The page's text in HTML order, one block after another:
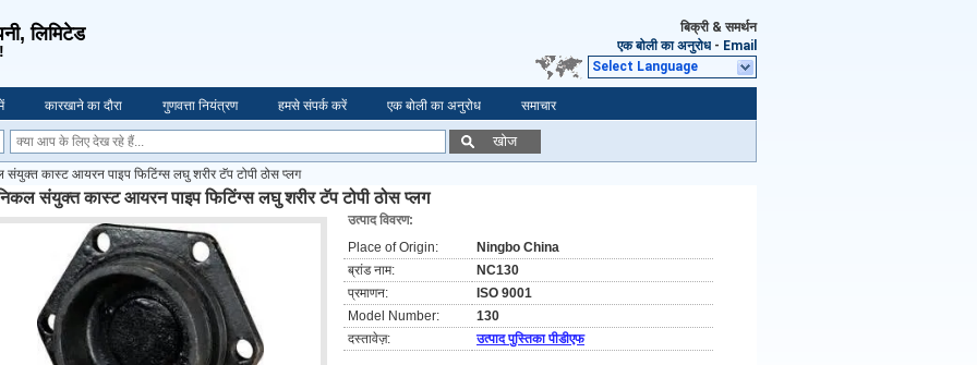
लिमिटेड
बिक्री & समर्थन
एक बोली का अनुरोध - Email
Select Language
कारखाने का दौरा गुणवत्ता नियंत्रण हमसे संपर्क करें एक बोली का अनुरोध समाचार
खोज
कास्ट आयरन पाइप फिटिंग्स लघु शरीर टॅप टोपी ठोस प्लग
संयुक्त कास्ट आयरन पाइप फिटिंग्स लघु शरीर टॅप टोपी ठोस प्लग
उत्पाद विवरण:
Place of Origin:
Ningbo China
ब्रांड नाम:
NC130
प्रमाणन:
ISO 9001
Model Number:
130
दस्तावेज़:
उत्पाद पुस्तिका पीडीएफ